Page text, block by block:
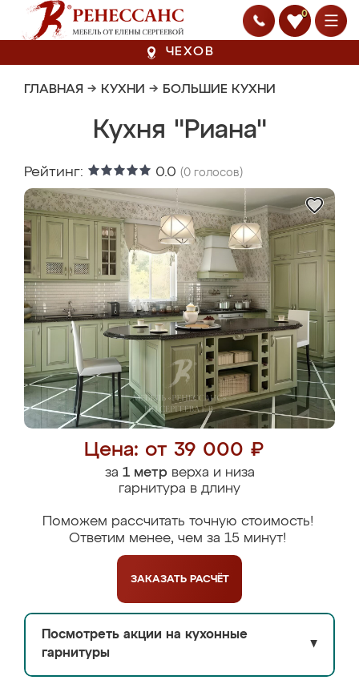
0
ЧЕХОВ
ГЛАВНАЯ → КУХНИ → БОЛЬШИЕ КУХНИ
Кухня "Риана"
Рейтинг: 0.0 (0 голосов)
Цена: от 39 000 ₽
за 1 метрверха и низа
гарнитура в длину
Поможем рассчитать точную стоимость!
Ответим менее, чем за 15 минут!
ЗАКАЗАТЬ РАСЧЁТ
Посмотреть акции на кухонные
гарнитуры
▼